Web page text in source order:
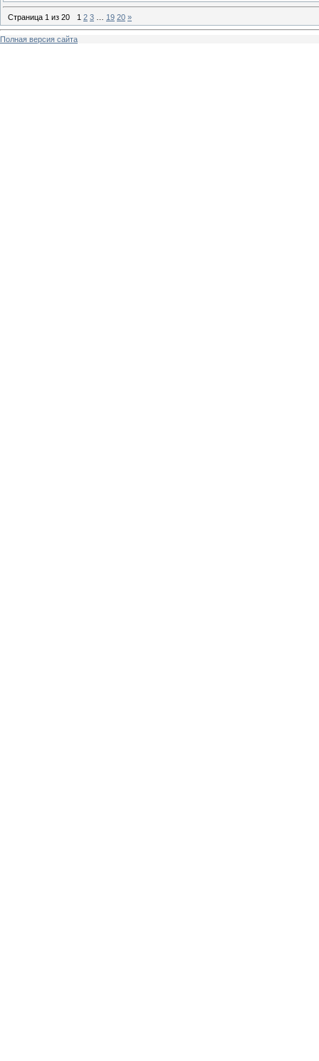
Страница 1 из 20 1 2 3 19 20 »
Полная версия сайта